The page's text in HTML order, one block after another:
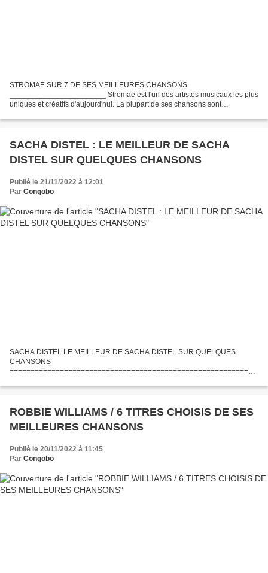
STROMAE SUR 7 DE SES MEILLEURES CHANSONS
_______________________ Stromae est l'un des artistes musicaux les plus
uniques et créatifs d'aujourd'hui. La plupart de ses chansons sont
profonde....
SACHA DISTEL : LE MEILLEUR DE SACHA
DISTEL SUR QUELQUES CHANSONS
Publié le 21/11/2022 à 12:01
Par Congobo
SACHA DISTEL LE MEILLEUR DE SACHA DISTEL SUR QUELQUES
CHANSONS
===========================================================
compositeur et chanteur français, né le 29 Janvier 1933...
ROBBIE WILLIAMS / 6 TITRES CHOISIS DE SES
MEILLEURES CHANSONS
Publié le 20/11/2022 à 11:45
Par Congobo